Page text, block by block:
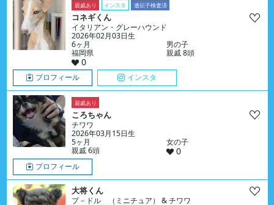
親戚あり インスタ 遺伝子検査済
コネギくん
イタリアン・グレーハウンド
2026年02月03日生
6ヶ月
男の子
福岡県
親戚 8頭
0
プロフィール インスタ
親戚あり
ころちゃん
チワワ
2026年03月15日生
5ヶ月
女の子
親戚 6頭
0
プロフィール
大将くん
プ－ドル （ミニチュア） & チワワ